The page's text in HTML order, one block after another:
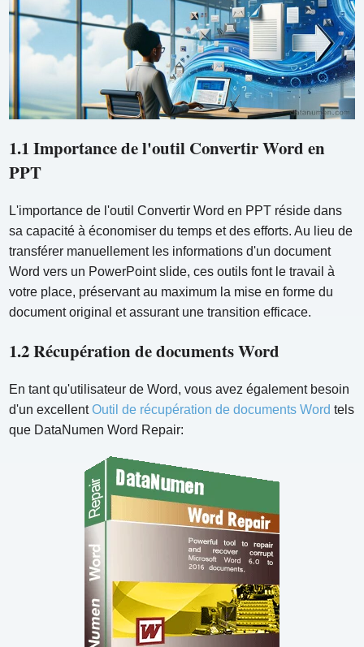
1.1 Importance de l'outil Convertir Word en
PPT
L'importance de l'outil Convertir Word en PPT réside dans
sa capacité à économiser du temps et des efforts. Au lieu de
transférer manuellement les informations d'un document
Word vers un PowerPoint slide, ces outils font le travail à
votre place, préservant au maximum la mise en forme du
document original et assurant une transition efficace.
1.2 Récupération de documents Word
En tant qu'utilisateur de Word, vous avez également besoin
d'un excellentOutil de récupération de documents Word tels
que DataNumen Word Repair: